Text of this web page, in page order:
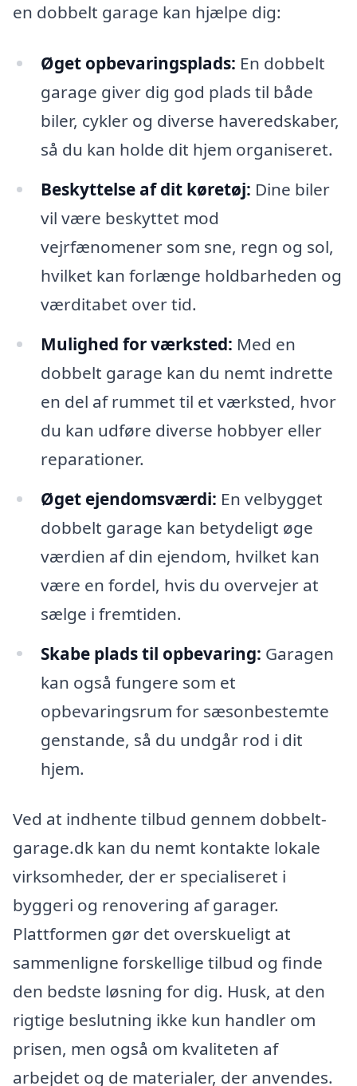
en dobbelt garage kan hjælpe dig:
Øget opbevaringsplads: En dobbelt
garage giver dig god plads til både
biler, cykler og diverse haveredskaber,
så du kan holde dit hjem organiseret.
Beskyttelse af dit køretøj: Dine biler
vil være beskyttet mod
vejrfænomener som sne, regn og sol,
hvilket kan forlænge holdbarheden og
værditabet over tid.
Mulighed for værksted: Med en
dobbelt garage kan du nemt indrette
en del af rummet til et værksted, hvor
du kan udføre diverse hobbyer eller
reparationer.
Øget ejendomsværdi: En velbygget
dobbelt garage kan betydeligt øge
værdien af din ejendom, hvilket kan
være en fordel, hvis du overvejer at
sælge i fremtiden.
Skabe plads til opbevaring: Garagen
kan også fungere som et
opbevaringsrum for sæsonbestemte
genstande, så du undgår rod i dit
hjem.
Ved at indhente tilbud gennem dobbelt-
garage.dk kan du nemt kontakte lokale
virksomheder, der er specialiseret i
byggeri og renovering af garager.
Plattformen gør det overskueligt at
sammenligne forskellige tilbud og finde
den bedste løsning for dig. Husk, at den
rigtige beslutning ikke kun handler om
prisen, men også om kvaliteten af
arbejdet og de materialer, der anvendes.